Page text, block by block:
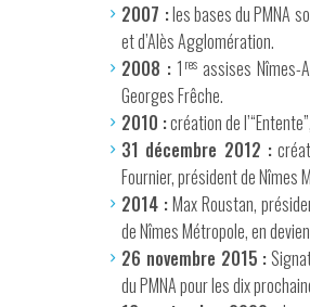
2007 :les bases du PMNA
et d’Alès Agglomération.
2008 : 1 resassises Nîmes-
Georges Frêche.
2010 :création de
31 décembre 2012 :
Fournier, président de Nîmes
2014 :Max Roustan,
de Nîmes Métropole, en
26 novembre 2015 :
du PMNA pour les dix